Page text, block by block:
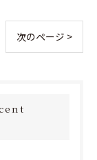
次のページ >